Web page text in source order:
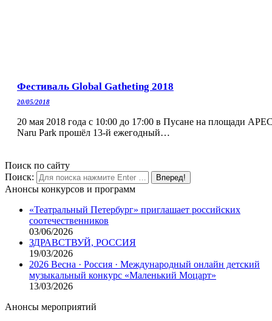
Фестиваль Global Gatheting 2018
20/05/2018
20 мая 2018 года с 10:00 до 17:00 в Пусане на площади
Naru Park прошёл 13-й ежегодный…
Поиск по сайту
Поиск:
Анонсы конкурсов и программ
«Театральный Петербург» приглашает российских
соотечественников
03/06/2026
ЗДРАВСТВУЙ, РОССИЯ
19/03/2026
2026 Весна · Россия · Международный онлайн детский
музыкальный конкурс «Маленький Моцарт»
13/03/2026
Анонсы мероприятий